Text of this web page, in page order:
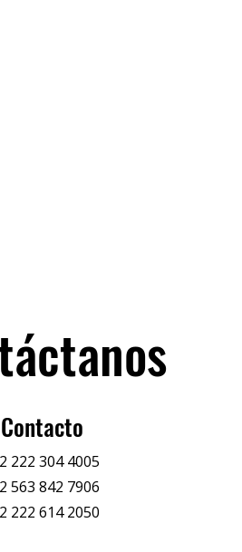
Contacto
222 304 4005
563 842 7906
222 614 2050